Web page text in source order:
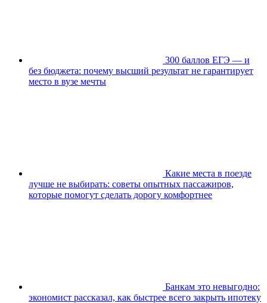
300 баллов ЕГЭ — и
без бюджета: почему высший результат не гарантирует
место в вузе мечты
Какие места в поезде
лучше не выбирать: советы опытных пассажиров,
которые помогут сделать дорогу комфортнее
Банкам это невыгодно:
экономист рассказал, как быстрее всего закрыть ипотеку